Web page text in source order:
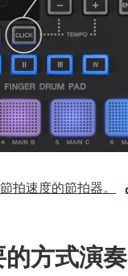
拍速度的節拍器。
方式演奏